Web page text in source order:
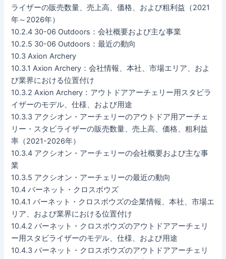
ライザーの販売数量、売上高、価格、および粗利益（2021
年～2026年）
10.2.4 30-06 Outdoors：会社概要および主な事業
10.2.5 30-06 Outdoors：最近の動向
10.3 Axion Archery
10.3.1 Axion Archery：会社情報、本社、市場エリア、およ
び業界における位置付け
10.3.2 Axion Archery：アウトドアアーチェリー用スタビラ
イザーのモデル、仕様、および用途
10.3.3 アクシオン・アーチェリーのアウトドア用アーチェ
リー・スタビライザーの販売数量、売上高、価格、粗利益
率（2021-2026年）
10.3.4 アクシオン・アーチェリーの会社概要および主な事
業
10.3.5 アクシオン・アーチェリーの最近の動向
10.4 バーネット・クロスボウズ
10.4.1 バーネット・クロスボウズの企業情報、本社、市場エ
リア、および業界における位置付け
10.4.2 バーネット・クロスボウズのアウトドアアーチェリ
ー用スタビライザーのモデル、仕様、および用途
10.4.3 バーネット・クロスボウズのアウトドアアーチェリ